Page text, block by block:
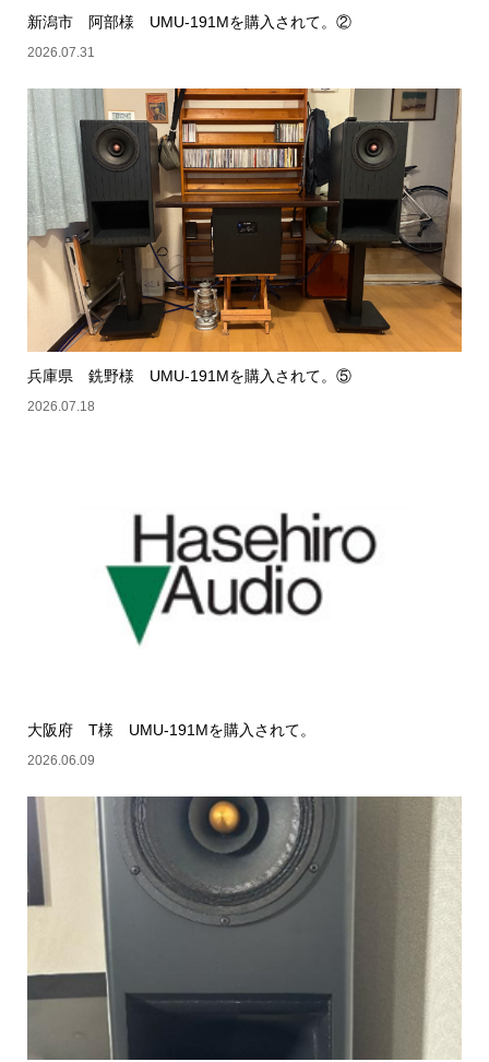
新潟市 阿部様 UMU-191Mを購入されて。②
2026.07.31
兵庫県 銑野様 UMU-191Mを購入されて。⑤
2026.07.18
大阪府 T様 UMU-191Mを購入されて。
2026.06.09